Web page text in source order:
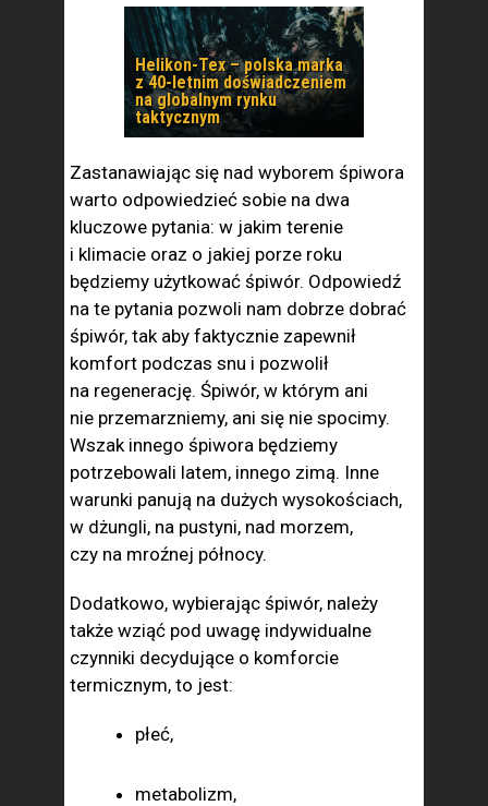
Helikon-Tex – polska marka
z 40-letnim doświadczeniem
na globalnym rynku
taktycznym
Zastanawiając się nad wyborem śpiwora
warto odpowiedzieć sobie na dwa
kluczowe pytania: w jakim terenie
i klimacie oraz o jakiej porze roku
będziemy użytkować śpiwór. Odpowiedź
na te pytania pozwoli nam dobrze dobrać
śpiwór, tak aby faktycznie zapewnił
komfort podczas snu i pozwolił
na regenerację. Śpiwór, w którym ani
nie przemarzniemy, ani się nie spocimy.
Wszak innego śpiwora będziemy
potrzebowali latem, innego zimą. Inne
warunki panują na dużych wysokościach,
w dżungli, na pustyni, nad morzem,
czy na mroźnej północy.
Dodatkowo, wybierając śpiwór, należy
także wziąć pod uwagę indywidualne
czynniki decydujące o komforcie
termicznym, to jest:
płeć,
metabolizm,